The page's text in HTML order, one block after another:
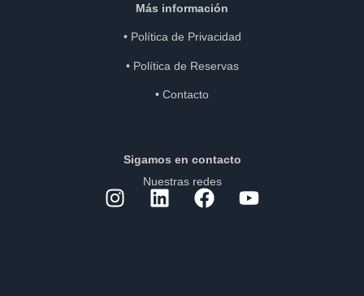
Más información
• Política de Privacidad
• Política de Reservas
• Contacto
Sigamos en contacto
Nuestras redes